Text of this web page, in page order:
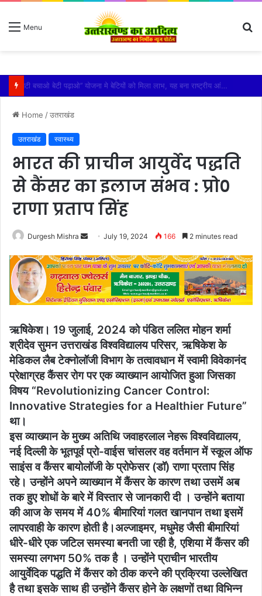
Menu
विशिष्ट पहचान बना रही है आदि कैलाश परिक्रमा: महाराज
Home /उतराखंड
उतराखंड स्वास्थ्य
भारत की प्राचीन आयुर्वेद पद्धति
से कैंसर का इलाज संभव : प्रो०
राणा प्रताप सिंह
Durgesh Mishra
Send
email
July 19, 2024 166 2 minutes read
ऋषिकेश। 19 जुलाई, 2024 को पंडित ललित मोहन शर्मा
श्रीदेव सुमन उत्तराखंड विश्वविद्यालय परिसर, ऋषिकेश के
मेडिकल लैब टेक्नोलॉजी विभाग के तत्वावधान में स्वामी विवेकानंद
प्रेक्षाग्रह कैंसर रोग पर एक व्याख्यान आयोजित हुआ जिसका
विषय “Revolutionizing Cancer Control:
Innovative Strategies for a Healthier Future”
था।
इस व्याख्यान के मुख्य अतिथि जवाहरलाल नेहरू विश्वविद्यालय,
नई दिल्ली के भूतपूर्व प्रो-वाईस चांसलर वह वर्तमान में स्कूल ऑफ
साइंस व कैंसर बायोलॉजी के प्रोफेसर (डॉ) राणा प्रताप सिंह
रहे। उन्होंने अपने व्याख्यान में कैंसर के कारण तथा उसमें अब
तक हुए शोधों के बारे में विस्तार से जानकारी दी । उन्होंने बताया
की आज के समय में 40% बीमारियां गलत खानपान तथा इसमें
लापरवाही के कारण होती है।अल्जाइमर, मधुमेह जैसी बीमारियां
धीरे-धीरे एक जटिल समस्या बनती जा रही है, एशिया में कैंसर की
समस्या लगभग 50% तक है । उन्होंने प्राचीन भारतीय
आयुर्वेदिक पद्धति में कैंसर को ठीक करने की प्रक्रिया उल्लेखित
है तथा इसके साथ ही उन्होंने कैंसर होने के लक्षणों तथा विभिन्न